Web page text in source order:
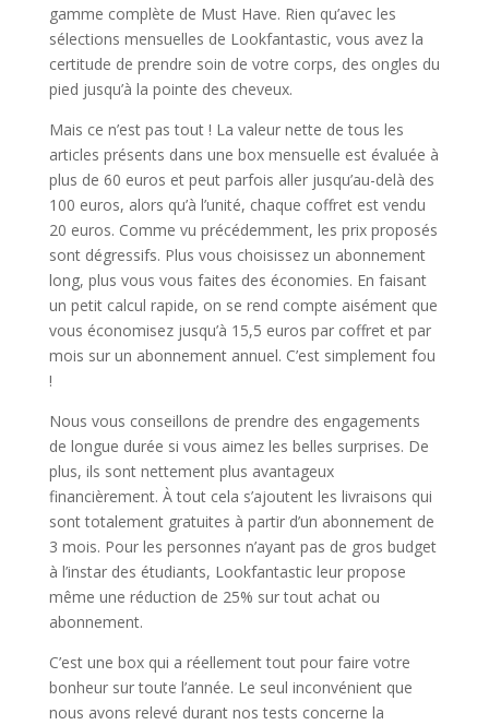
gamme complète de Must Have. Rien qu’avec les
sélections mensuelles de Lookfantastic, vous avez la
certitude de prendre soin de votre corps, des ongles du
pied jusqu’à la pointe des cheveux.
Mais ce n’est pas tout ! La valeur nette de tous les
articles présents dans une box mensuelle est évaluée à
plus de 60 euros et peut parfois aller jusqu’au-delà des
100 euros, alors qu’à l’unité, chaque coffret est vendu
20 euros. Comme vu précédemment, les prix proposés
sont dégressifs. Plus vous choisissez un abonnement
long, plus vous vous faites des économies. En faisant
un petit calcul rapide, on se rend compte aisément que
vous économisez jusqu’à 15,5 euros par coffret et par
mois sur un abonnement annuel. C’est simplement fou
!
Nous vous conseillons de prendre des engagements
de longue durée si vous aimez les belles surprises. De
plus, ils sont nettement plus avantageux
financièrement. À tout cela s’ajoutent les livraisons qui
sont totalement gratuites à partir d’un abonnement de
3 mois. Pour les personnes n’ayant pas de gros budget
à l’instar des étudiants, Lookfantastic leur propose
même une réduction de 25% sur tout achat ou
abonnement.
C’est une box qui a réellement tout pour faire votre
bonheur sur toute l’année. Le seul inconvénient que
nous avons relevé durant nos tests concerne la